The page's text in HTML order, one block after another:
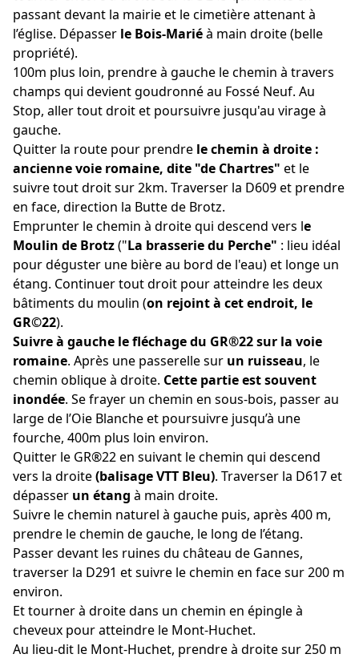
passant devant la mairie et le cimetière attenant à
l’église. Dépasser le Bois-Mariéà main droite (belle
propriété).
100m plus loin, prendre à gauche le chemin à travers
champs qui devient goudronné au Fossé Neuf. Au
Stop, aller tout droit et poursuivre jusqu'au virage à
gauche.
Quitter la route pour prendre le chemin à droite :
ancienne voie romaine, dite "de Chartres" et le
suivre tout droit sur 2km. Traverser la D609 et prendre
en face, direction la Butte de Brotz.
Emprunter le chemin à droite qui descend vers le
Moulin de Brotz("La brasserie du Perche" : lieu idéal
pour déguster une bière au bord de l'eau) et longe un
étang. Continuer tout droit pour atteindre les deux
bâtiments du moulin (on rejoint à cet endroit, le
GR©22).
Suivre à gauche le fléchage du GR®22 sur la voie
romaine. Après une passerelle sur un ruisseau, le
chemin oblique à droite. Cette partie est souvent
inondée. Se frayer un chemin en sous-bois, passer au
large de l’Oie Blanche et poursuivre jusqu’à une
fourche, 400m plus loin environ.
Quitter le GR®22 en suivant le chemin qui descend
vers la droite(balisage VTT Bleu). Traverser la D617 et
dépasser un étang à main droite.
Suivre le chemin naturel à gauche puis, après 400 m,
prendre le chemin de gauche, le long de l’étang.
Passer devant les ruines du château de Gannes,
traverser la D291 et suivre le chemin en face sur 200 m
environ.
Et tourner à droite dans un chemin en épingle à
cheveux pour atteindre le Mont-Huchet.
Au lieu-dit le Mont-Huchet, prendre à droite sur 250 m